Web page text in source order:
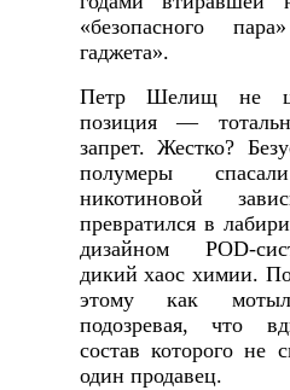
«безопасного
гаджета».
Петр Шелищ не
позиция —
запрет. Жестко?
полумеры
никотиновой
превратился в
дизайном POD-
дикий хаос химии.
этому как
подозревая, что
состав которого не
один продавец.